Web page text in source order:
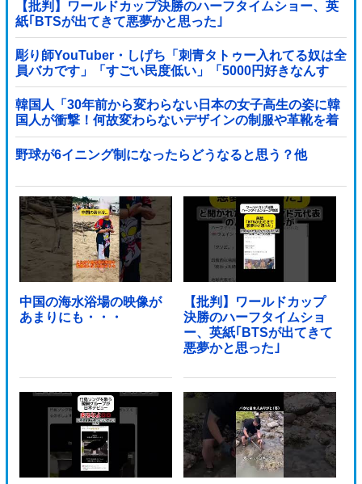
【批判】ワールドカップ決勝のハーフタイムショー、英
紙｢BTSが出てきて悪夢かと思った｣
彫り師YouTuber・しげち「刺青タトゥー入れてる奴は全
員バカです」「すごい民度低い」「5000円好きなんす
よ、バカって」
韓国人「30年前から変わらない日本の女子高生の姿に韓
国人が衝撃！何故変わらないデザインの制服や革靴を着
用し続けるのか？」
野球が6イニング制になったらどうなると思う？他
中国の海水浴場の映像が
あまりにも・・・
【批判】ワールドカップ
決勝のハーフタイムショ
ー、英紙｢BTSが出てきて
悪夢かと思った｣